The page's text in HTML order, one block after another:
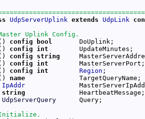
UdpServerUplink extends UdpLink
config bool
config int
config string
config int
config int Region
name
IpAddr
string
UdpServerQuery